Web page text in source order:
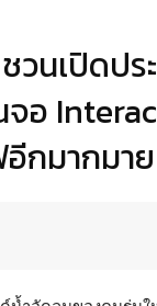
วนเปิดป
อ
กมากมาย